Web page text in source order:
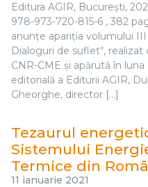
Editura AGIR, București,
978-973-720-815-6 , 382
anunțe apariția volumului III
Dialoguri de sufletˮ,
CNR-CME și apărută în
editorială a Editurii AGIR,
Gheorghe, director […]
Tezaurul
Sistemului
Termice din
11 ianuarie 2021